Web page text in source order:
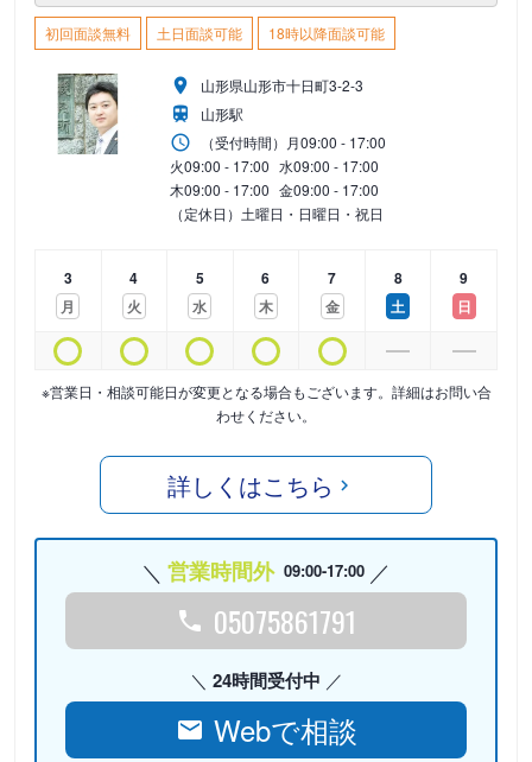
初回面談無料 土日面談可能 18時以降面談可能
山形県山形市十日町3-2-3
山形駅
（受付時間） 月09:00 - 17:00
火09:00 - 17:00 水09:00 - 17:00
木09:00 - 17:00 金09:00 - 17:00
（定休日）土曜日・日曜日・祝日
3
月
4
火
5
水
6
木
7
金
8
土
9
日
※営業日・相談可能日が変更となる場合もございます。詳細はお問い合
わせください。
詳しくはこちら
営業時間外 09:00-17:00
05075861791
24時間受付中
Webで相談